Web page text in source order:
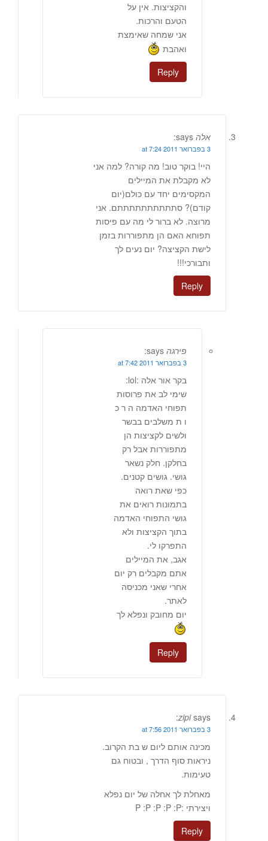
והקציצות. אין על
הטעם והרכות.
אני שמחה שאימצת
ואהבת
Reply
אלה says:
3 בפברואר 2011 at 7:24
היי! בוקר טוב! מה קורה? למה אני
לא מקבלת את המיילים
המקסימים יחד עם כולם(יום
קודם)? סתתתתתתתתתתם. אני
מרוצה. לא ברור לי מה עם פיסות
תפוחא האם הן מתפוררות בזמן
לישת הקציצה? יום נעים לך
ותבורכי!!!
Reply
פירגה says:
3 בפברואר 2011 at 7:42
בקר אור אלה :lol:
שימי לב את פרוסות
תפוחי האדמה ה ר כ
ו ת משלבים בבשר
ולשים לקציצות הן
מתפוררות אבל רק
בחלקן. חלק נשאר
גושי. גושים קטנים.
כפי שאת רואה
בתמונות רואים את
גושי התפוחי האדמה
בתוך הקציצות ולא
התפרקו לי.
אגב, את המיילים
אתם מקבלים רק יום
אחרי שאני מכניסה
לאתר.
יום מחובק ונפלא לך
Reply
zipi says:
3 בפברואר 2011 at 7:56
מכינה אותם ליום ש בת הקרוב.
ניראות סוף הדרך , ובטוח גם
טעימות.
מאחלת לך אחלה של יום נפלא
ויצירתי :P :P :P :P :P
Reply